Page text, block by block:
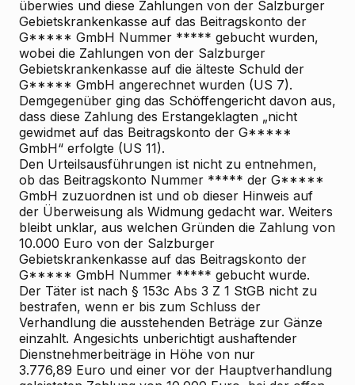
überwies und diese Zahlungen von der Salzburger
Gebietskrankenkasse auf das Beitragskonto der
G***** GmbH Nummer ***** gebucht wurden,
wobei die Zahlungen von der Salzburger
Gebietskrankenkasse auf die älteste Schuld der
G***** GmbH angerechnet wurden (US 7).
Demgegenüber ging das Schöffengericht davon aus,
dass diese Zahlung des Erstangeklagten „nicht
gewidmet auf das Beitragskonto der G*****
GmbH“ erfolgte (US 11).
Den Urteilsausführungen ist nicht zu entnehmen,
ob das Beitragskonto Nummer ***** der G*****
GmbH zuzuordnen ist und ob dieser Hinweis auf
der Überweisung als Widmung gedacht war. Weiters
bleibt unklar, aus welchen Gründen die Zahlung von
10.000 Euro von der Salzburger
Gebietskrankenkasse auf das Beitragskonto der
G***** GmbH Nummer ***** gebucht wurde.
Der Täter ist nach § 153c Abs 3 Z 1 StGB nicht zu
bestrafen, wenn er bis zum Schluss der
Verhandlung die ausstehenden Beträge zur Gänze
einzahlt. Angesichts unberichtigt aushaftender
Dienstnehmerbeiträge in Höhe von nur
3.776,89 Euro und einer vor der Hauptverhandlung